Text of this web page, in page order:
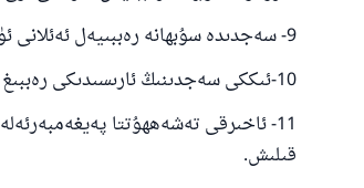
9- سەجدىدە سۇبھانە رەببىيەل ئەئلانى ئۈچ قېتىم ياكى بەش قېتىم ياكى ئۇنىڭدىن كۆپرەك دېيىش.
10-ئىككى سەجدىنىڭ ئارىسىدىكى رەببىغ فىرلى دېگەن دۇئانى بىر قېتىمدىن كۆپرەك دېيىش.
11- ئاخىرقى تەشەھھۇتتا
قىلىش.